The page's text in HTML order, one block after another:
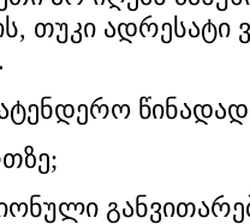
თუკი ადრესატი